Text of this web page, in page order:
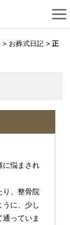
> お葬式日記 >正
に悩まされ
り、整骨院
うに、少し
っていま